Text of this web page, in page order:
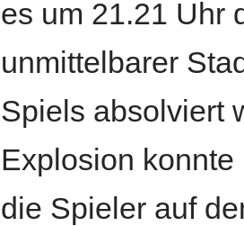
es um 21.21 Uhr
unmittelbarer
Spiels absolviert
Explosion
die Spieler auf